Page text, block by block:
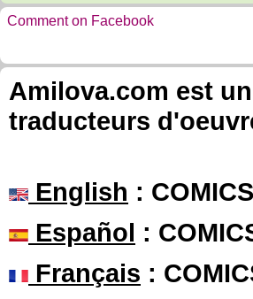
Comment on Facebook
Amilova.com est
traducteurs
English :
Español :
Français :